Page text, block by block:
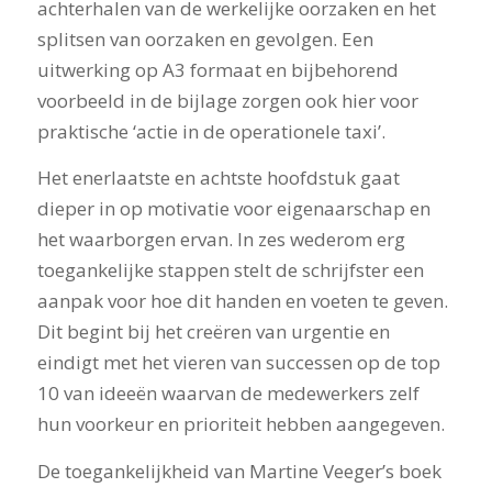
achterhalen van de werkelijke oorzaken en het
splitsen van oorzaken en gevolgen. Een
uitwerking op A3 formaat en bijbehorend
voorbeeld in de bijlage zorgen ook hier voor
praktische ‘actie in de operationele taxi’.
Het enerlaatste en achtste hoofdstuk gaat
dieper in op motivatie voor eigenaarschap en
het waarborgen ervan. In zes wederom erg
toegankelijke stappen stelt de schrijfster een
aanpak voor hoe dit handen en voeten te geven.
Dit begint bij het creëren van urgentie en
eindigt met het vieren van successen op de top
10 van ideeën waarvan de medewerkers zelf
hun voorkeur en prioriteit hebben aangegeven.
De toegankelijkheid van Martine Veeger’s boek